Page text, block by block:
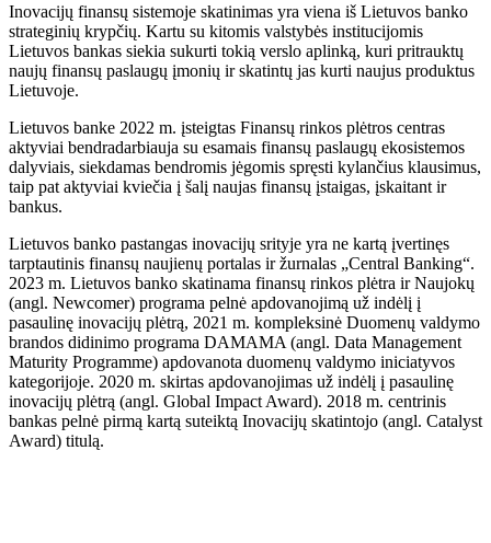
Inovacijų finansų sistemoje skatinimas yra viena iš Lietuvos banko
strateginių krypčių. Kartu su kitomis valstybės institucijomis
Lietuvos bankas siekia sukurti tokią verslo aplinką, kuri pritrauktų
naujų finansų paslaugų įmonių ir skatintų jas kurti naujus produktus
Lietuvoje.
Lietuvos banke 2022 m. įsteigtas Finansų rinkos plėtros centras
aktyviai bendradarbiauja su esamais finansų paslaugų ekosistemos
dalyviais, siekdamas bendromis jėgomis spręsti kylančius klausimus,
taip pat aktyviai kviečia į šalį naujas finansų įstaigas, įskaitant ir
bankus.
Lietuvos banko pastangas inovacijų srityje yra ne kartą įvertinęs
tarptautinis finansų naujienų portalas ir žurnalas „Central Banking“.
2023 m. Lietuvos banko skatinama finansų rinkos plėtra ir Naujokų
(angl. Newcomer) programa pelnė apdovanojimą už indėlį į
pasaulinę inovacijų plėtrą, 2021 m. kompleksinė Duomenų valdymo
brandos didinimo programa DAMAMA (angl. Data Management
Maturity Programme) apdovanota duomenų valdymo iniciatyvos
kategorijoje. 2020 m. skirtas apdovanojimas už indėlį į pasaulinę
inovacijų plėtrą (angl. Global Impact Award). 2018 m. centrinis
bankas pelnė pirmą kartą suteiktą Inovacijų skatintojo (angl. Catalyst
Award) titulą.